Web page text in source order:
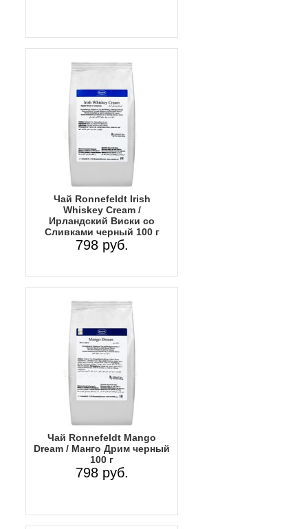
Чай Ronnefeldt Irish
Whiskey Cream /
Ирландский Виски со
Сливками черный 100 г
798 руб.
Чай Ronnefeldt Mango
Dream / Манго Дрим черный
100 г
798 руб.